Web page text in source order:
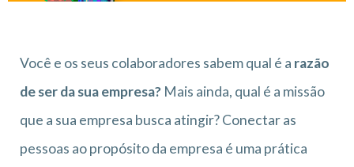
Você e os seus colaboradores sabem qual é a razão
de ser da sua empresa? Mais ainda, qual é a missão
que a sua empresa busca atingir? Conectar as
pessoas ao propósito da empresa é uma prática